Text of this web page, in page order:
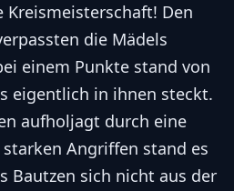
Den
die Mädels
einem Punkte stand von
eigentlich in ihnen steckt.
aufholjagt durch eine
Angriffen stand es
Bautzen sich nicht aus der